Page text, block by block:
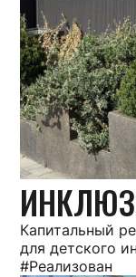
Капитальный
для детского
#Реализован